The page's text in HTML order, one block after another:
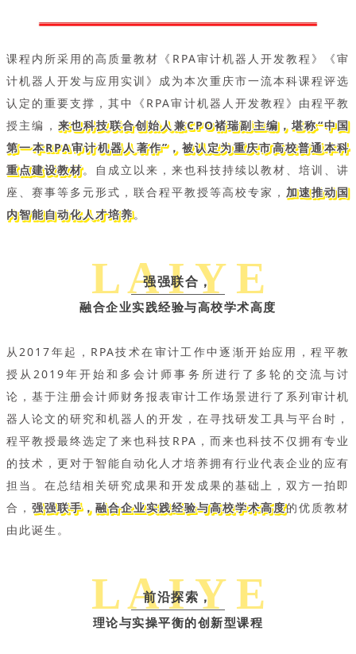
课程内所采用的高质量教材《RPA审计机器人开发教程》《审
计机器人开发与应用实训》成为本次重庆市一流本科课程评选
认定的重要支撑，其中《RPA审计机器人开发教程》由程平教
授主编， 来也科技联合创始人兼CPO褚瑞副主编，堪称“中国
第一本RPA审计机器人著作”，被认定为重庆市高校普通本科
重点建设教材。自成立以来，来也科技持续以教材、培训、讲
座、赛事等多元形式，联合程平教授等高校专家， 加速推动国
内智能自动化人才培养。
L A I Y E
强强联合，
融合企业实践经验与高校学术高度
从2017年起，RPA技术在审计工作中逐渐开始应用，程平教
授从2019年开始和多会计师事务所进行了多轮的交流与讨
论，基于注册会计师财务报表审计工作场景进行了系列审计机
器人论文的研究和机器人的开发，在寻找研发工具与平台时，
程平教授最终选定了来也科技RPA，而来也科技不仅拥有专业
的技术，更对于智能自动化人才培养拥有行业代表企业的应有
担当。在总结相关研究成果和开发成果的基础上，双方一拍即
合， 强强联手，融合企业实践经验与高校学术高度的优质教材
由此诞生。
L A I Y E
前沿探索，
理论与实操平衡的创新型课程